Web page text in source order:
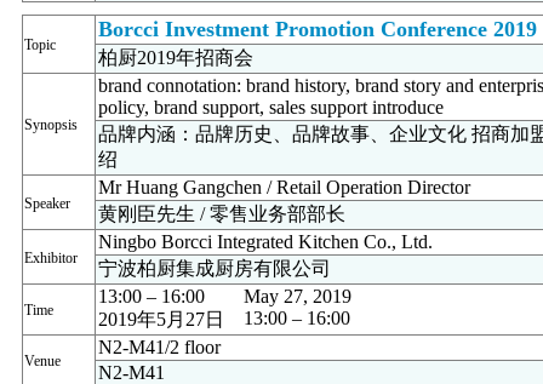
Topic
Borcci Investment Promotion Conference 2019
柏厨2019年招商会
Synopsis
brand connotation: brand history, brand story and
policy, brand support, sales support introduce
品牌内涵：品牌历史、品牌故事、企业文化 招商
绍
Speaker
Mr Huang Gangchen / Retail Operation Director
黄刚臣先生 / 零售业务部部长
Exhibitor
Ningbo Borcci Integrated Kitchen Co., Ltd.
宁波柏厨集成厨房有限公司
Time
13:00 – 16:00
May 27, 2019
2019年5月27日
13:00 – 16:00
Venue
N2-M41/2 floor
N2-M41